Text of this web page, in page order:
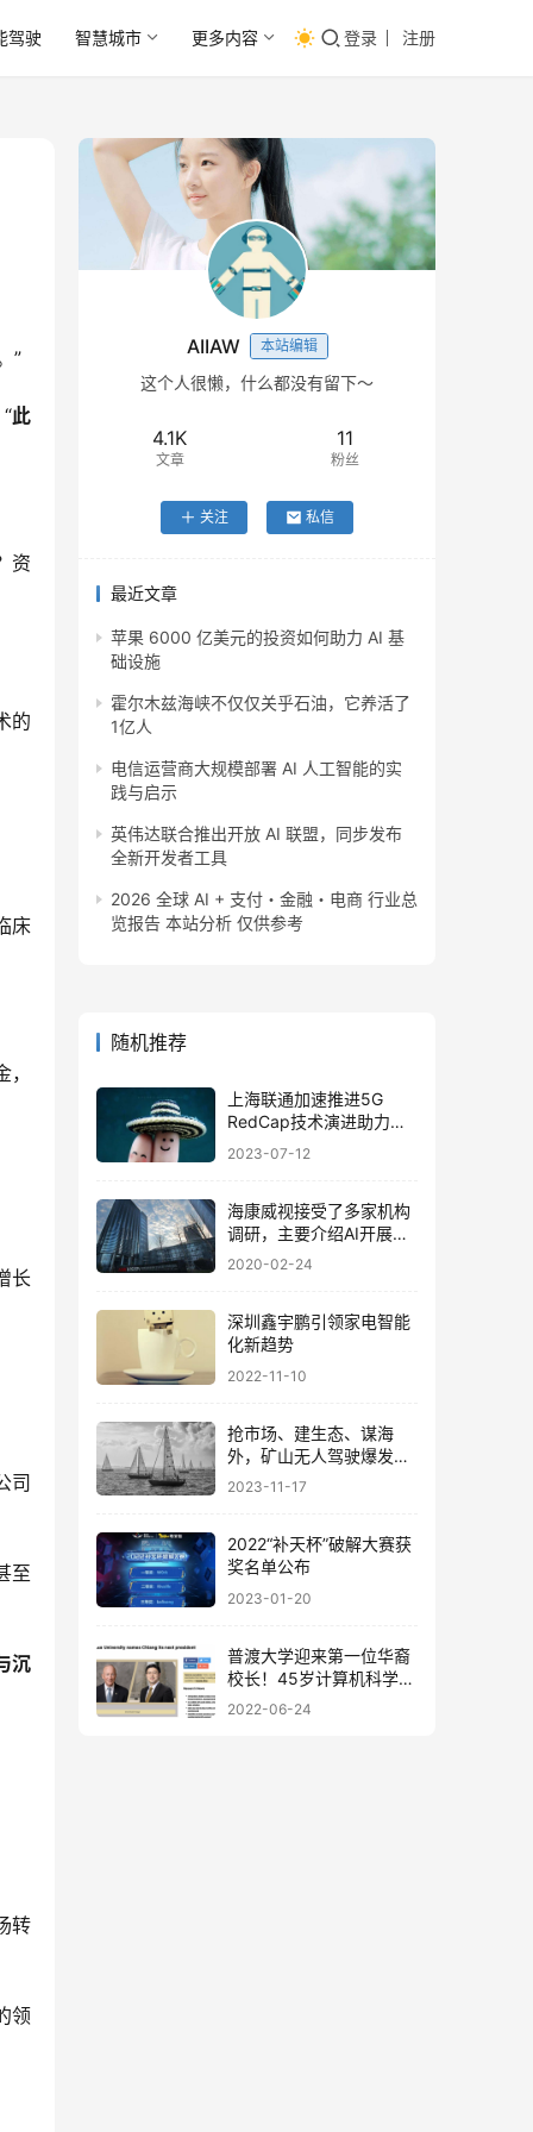
驾驶 智慧城市 更多内容 登录 注册
”
此
资
的
床
长
司
至
沉
转
领
AIIAW 本站编辑
这个人很懒，什么都没有留下～
4.1K
文章
11
粉丝
关注 私信
最近文章
苹果 6000 亿美元的投资如何助力 AI 基
础设施
霍尔木兹海峡不仅仅关乎石油，它养活了
1亿人
电信运营商大规模部署 AI 人工智能的实
践与启示
英伟达联合推出开放 AI 联盟，同步发布
全新开发者工具
2026 全球 AI + 支付・金融・电商 行业总
览报告 本站分析 仅供参考
随机推荐
上海联通加速推进5G
RedCap技术演进助力千
亿互联
2023-07-12
海康威视接受了多家机构
调研，主要介绍AI开展情
况！
2020-02-24
深圳鑫宇鹏引领家电智能
化新趋势
2022-11-10
抢市场、建生态、谋海
外，矿山无人驾驶爆发临
界点已至
2023-11-17
2022“补天杯”破解大赛获
奖名单公布
2023-01-20
普渡大学迎来第一位华裔
校长！45岁计算机科学家
蒋濛上任
2022-06-24